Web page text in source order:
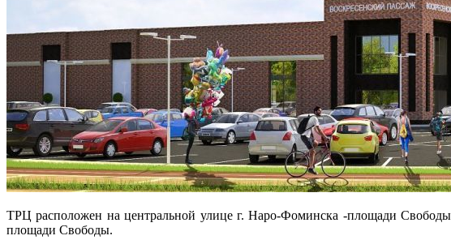
ТРЦ расположен на центральной улице г. Наро-Фоминска -площади
площади Свободы.